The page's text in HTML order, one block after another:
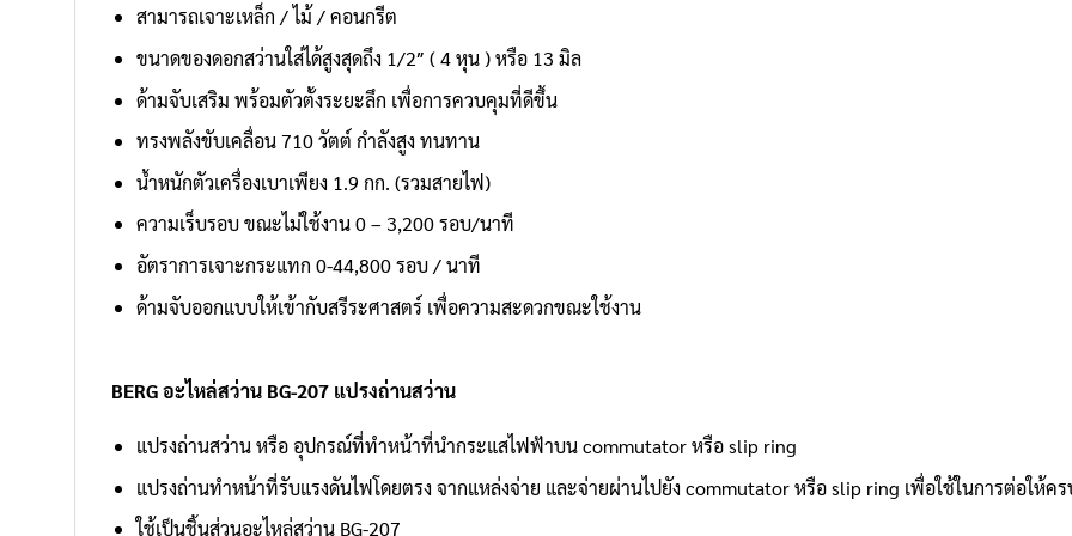
สามารถเจาะเหล็ก / ไม้ / คอนกรีต
ขนาดของดอกสว่านใส่ได้สูงสุดถึง 1/2″ ( 4 หุน ) หรือ 13 มิล
ด้ามจับเสริม พร้อมตัวตั้งระยะลึก เพื่อการควบคุมที่ดีขึ้น
ทรงพลังขับเคลื่อน 710 วัตต์ กำลังสูง ทนทาน
น้ำหนักตัวเครื่องเบาเพียง 1.9 กก. (รวมสายไฟ)
ความเร็บรอบ ขณะไม่ใช้งาน 0 – 3,200 รอบ/นาที
อัตราการเจาะกระแทก 0-44,800 รอบ / นาที
ด้ามจับออกแบบให้เข้ากับสรีระศาสตร์ เพื่อความสะดวกขณะใช้งาน
BERG อะไหล่สว่าน BG-207 แปรงถ่านสว่าน
แปรงถ่านสว่าน หรือ อุปกรณ์ที่ทำหน้าที่นำกระแสไฟฟ้าบน commutator หรือ slip ring
แปรงถ่านทำหน้าที่รับแรงดันไฟโดยตรง จากแหล่งจ่าย และจ่ายผ่านไปยัง commutator หรือ slip ring เพื่อใช้ในการต่อให้คร
ใช้เป็นชิ้นส่วนอะไหล่สว่าน BG-207